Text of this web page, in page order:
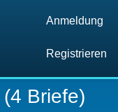
Anmeldung
Registrieren
(4 Briefe)